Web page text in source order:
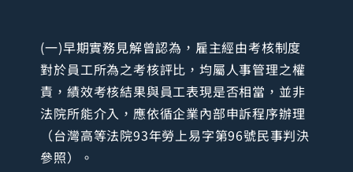
(一)早期實務見解曾認為，雇主經由考核制度
對於員工所為之考核評比，均屬人事管理之權
責，績效考核結果與員工表現是否相當，並非
法院所能介入，應依循企業內部申訴程序辦理
（台灣高等法院93年勞上易字第96號民事判決
參照）。